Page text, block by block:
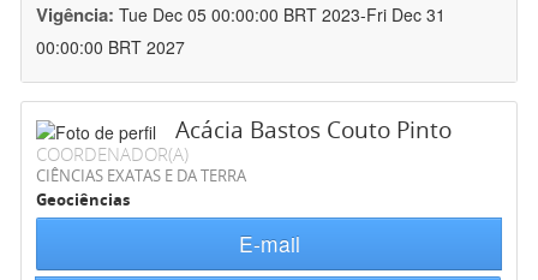
Vigência: Tue Dec 05 00:00:00 BRT 2023-Fri Dec 31
00:00:00 BRT 2027
Acácia Bastos Couto Pinto
COORDENADOR(A)
CIÊNCIAS EXATAS E DA TERRA
Geociências
E-mail